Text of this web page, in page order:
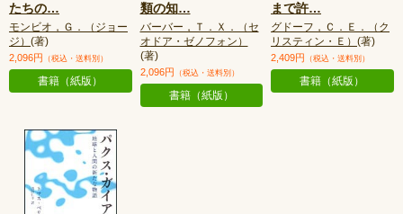
たちの…
モンビオ，Ｇ．（ジョー
ジ） (著)
2,096円 （税込・送料別）
書籍（紙版）
類の知…
バーバー，Ｔ．Ｘ．（セ
オドア・ゼノフォン）
(著)
2,096円 （税込・送料別）
書籍（紙版）
まで許…
グドーフ，Ｃ．Ｅ．（ク
リスティン・Ｅ） (著)
2,409円 （税込・送料別）
書籍（紙版）